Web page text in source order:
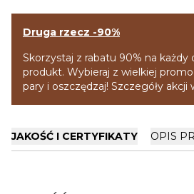
Druga rzecz -90%
Skorzystaj z rabatu 90% na każdy
produkt. Wybieraj z wielkiej
pary i oszczędzaj! Szczegóły akcji
JAKOŚĆ I CERTYFIKATY OPIS